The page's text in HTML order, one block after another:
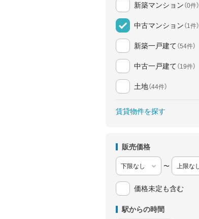
新築マンション （0件）
中古マンション （1件）
新築一戸建て （54件）
中古一戸建て （19件）
土地（44件）
賃貸物件を探す
販売価格
〜
価格未定も含む
駅からの時間